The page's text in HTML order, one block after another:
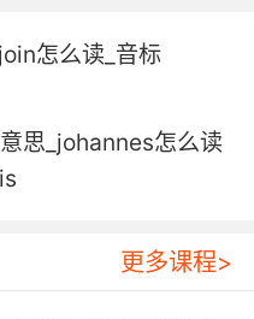
怎么读_音标
思_johannes怎么读
更多课程>